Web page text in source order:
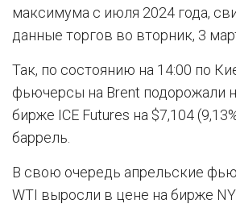
максимума с июля 2024 года,
данные торгов во вторник, 3
Так, по состоянию на 14:00 по
фьючерсы на Brent подорожали
бирже ICE Futures на $7,104
баррель.
В свою очередь апрельские
WTI выросли в цене на бирже